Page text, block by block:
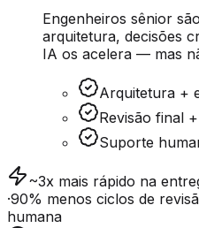
Engenheiros sênior
arquitetura, decisões
IA os acelera — mas
Arquitetura +
Revisão final
Suporte
~3x mais rápido na
·90% menos ciclos de
humana